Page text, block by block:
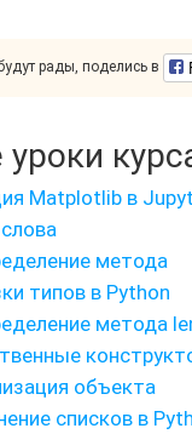
рады, поделись в
уроки
Matplotlib в
метода
типов в Python
метода
объекта
списков в